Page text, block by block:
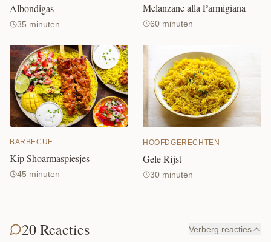
Albondigas
35 minuten
Melanzane alla Parmigiana
60 minuten
BARBECUE
Kip Shoarmaspiesjes
45 minuten
HOOFDGERECHTEN
Gele Rijst
30 minuten
20 Reacties Verberg reacties